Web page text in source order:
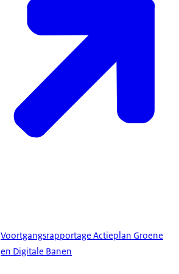
Voortgangsrapportage Actieplan Groene
en Digitale Banen